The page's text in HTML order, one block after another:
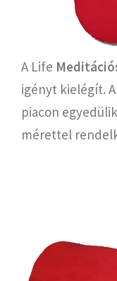
A Life
igényt kielégít.
piacon
mérettel